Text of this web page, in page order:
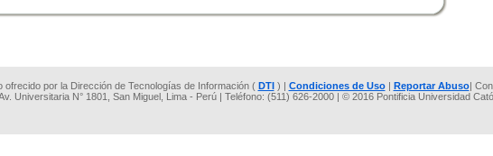
ofrecido por la Dirección de Tecnologías de Información ( DTI) | Condiciones de Uso| Reportar Abuso|
Universitaria N° 1801, San Miguel, Lima - Perú | Teléfono: (511) 626-2000 | © 2016 Pontificia Universidad